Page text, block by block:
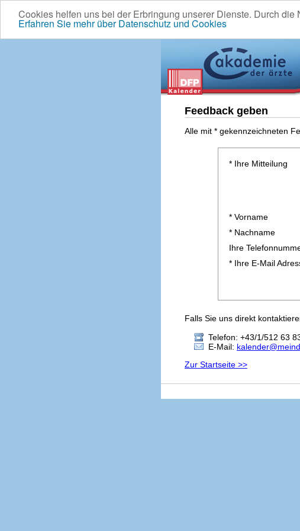
Cookies helfen uns bei der Erbringung unserer Dienste. Durch
Erfahren Sie mehr über Datenschutz und Cookies
Feedback geben
Alle mit * gekennzeichneten
* Ihre Mitteilung
* Vorname
* Nachname
Ihre
* Ihre E-Mail
Falls Sie uns direkt
Telefon: +43/1/512 63
E-Mail:
Zur Startseite >>